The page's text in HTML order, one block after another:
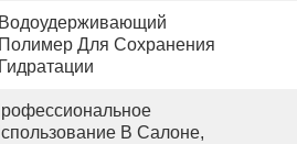
Водоудерживающий
Полимер Для Сохранения
Гидратации
В Салоне,